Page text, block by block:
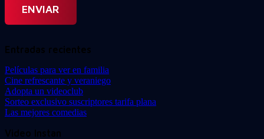
Entradas recientes
Películas para ver en familia
Cine refrescante y veraniego
Adopta un videoclub
Sorteo exclusivo suscriptores tarifa plana
Las mejores comedias
Video Instan